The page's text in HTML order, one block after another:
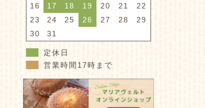
16
17 18 19 20 21
22
23
24 25 26 27 28
29
30
31
定休日
営業時間17時まで